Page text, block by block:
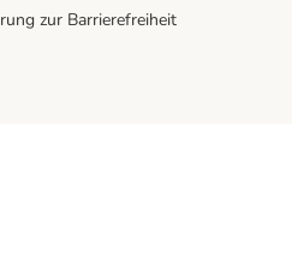
zur Barrierefreiheit